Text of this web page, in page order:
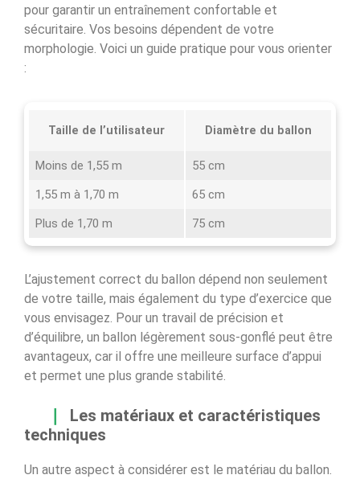
pour garantir un entraînement confortable et
sécuritaire. Vos besoins dépendent de votre
morphologie. Voici un guide pratique pour vous orienter
:
Taille de l’utilisateur Diamètre du ballon
Moins de 1,55 m
55 cm
1,55 m à 1,70 m
65 cm
Plus de 1,70 m
75 cm
L’ajustement correct du ballon dépend non seulement
de votre taille, mais également du type d’exercice que
vous envisagez. Pour un travail de précision et
d’équilibre, un ballon légèrement sous-gonflé peut être
avantageux, car il offre une meilleure surface d’appui
et permet une plus grande stabilité.
Les matériaux et caractéristiques
techniques
Un autre aspect à considérer est le matériau du ballon.